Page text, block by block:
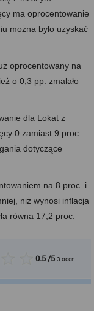
ma oprocentowanie
można było uzyskać
oprocentowany na
o 0,3 pp. zmalało
dla Lokat z
0 zamiast 9 proc.
dotyczące
na 8 proc. i
niż wynosi inflacja
równa 17,2 proc.
0.5/5 3 ocen